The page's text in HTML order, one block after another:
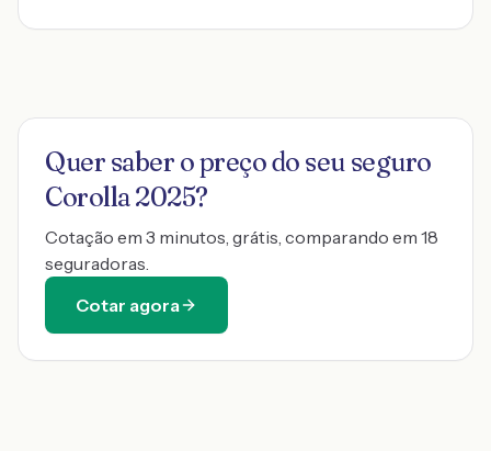
Quer saber o preço do seu seguro
Corolla 2025?
Cotação em 3 minutos, grátis, comparando em 18
seguradoras.
Cotar agora